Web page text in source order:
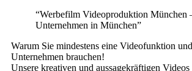
“Werbefilm Videoproduktion München
Unternehmen in München”
Warum Sie mindestens eine Videofunktion
Unternehmen brauchen!
Unsere kreativen und aussagekräftigen